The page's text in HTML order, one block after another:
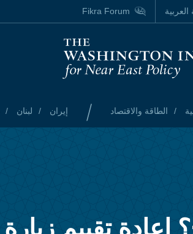
الطاقة والاقتصاد / إيران لبنان
العربية Fikra Forum
إعادة تقييم زيارة